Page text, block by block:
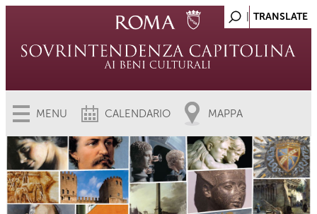
MENU CALENDARIO MAPPA